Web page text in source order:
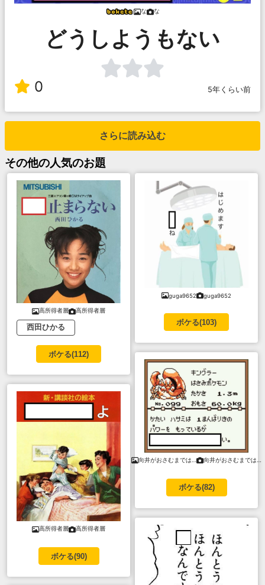
な な
どうしようもない
0 5年くらい前
さらに読み込む
その他の人気のお題
高所得者層 高所得者層
西田ひかる
ボケる(112)
高所得者層 高所得者層
ボケる(90)
guga9652 guga9652
ボケる(103)
向井がおさむまでは… 向井がおさむまでは…
ボケる(82)